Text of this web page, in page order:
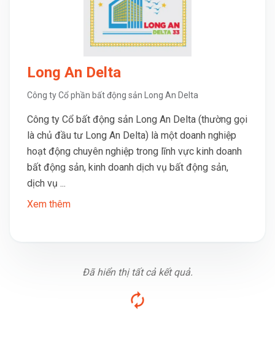
Long An Delta
Công ty Cổ phần bất động sản Long An Delta
Công ty Cổ bất động sản Long An Delta (thường gọi
là chủ đầu tư Long An Delta) là một doanh nghiệp
hoạt động chuyên nghiệp trong lĩnh vực kinh doanh
bất động sản, kinh doanh dịch vụ bất động sản,
dịch vụ ...
Xem thêm
Đã hiển thị tất cả kết quả.